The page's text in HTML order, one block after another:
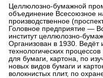
Целлюлозно-бумажной
объединение Всесоюзное
производственное
Головное предприятие —
институт целлюлозно-
Организован в 1930. Ведёт
технологических
для бумаги, картона, по
новых видов бумаги и
волокнистых плит, по